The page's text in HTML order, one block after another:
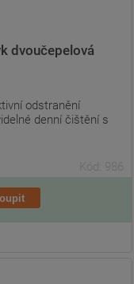
dvoučepelová
odstranění
denní čištění s
Kód: 986